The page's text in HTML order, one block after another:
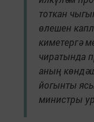
тоткан
өлешен
киметергә
чиратында
аның
йогынты
министры